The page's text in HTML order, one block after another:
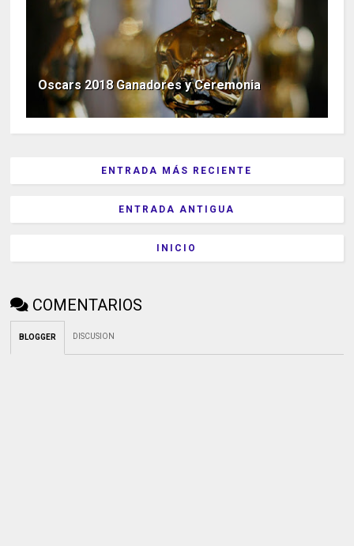
Oscars 2018 Ganadores y Ceremonia
ENTRADA MÁS RECIENTE
ENTRADA ANTIGUA
INICIO
COMENTARIOS
BLOGGER DISCUSION